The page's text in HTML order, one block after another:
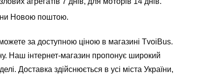
Новою поштою.
за доступною ціною в магазині TvoiBus.
Наш інтернет-магазин пропонує широкий
Доставка здійснюється в усі міста України,